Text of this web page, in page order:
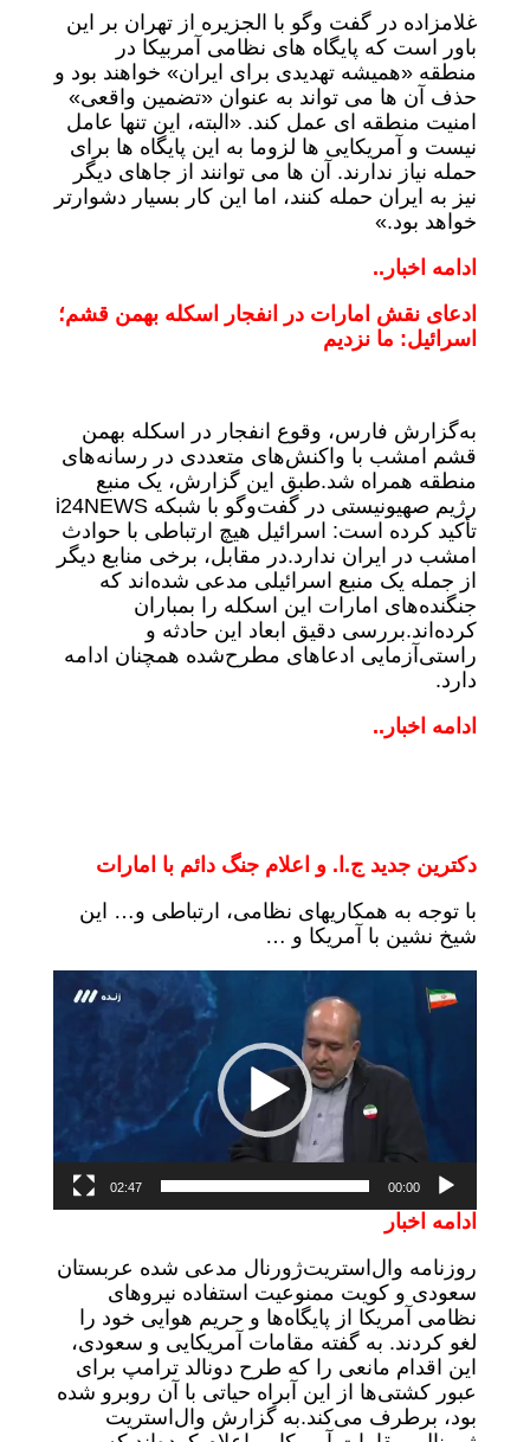
غلامزاده در گفت وگو با الجزیره از تهران بر این
باور است که پایگاه های نظامی آمربیکا در
منطقه «همیشه تهدیدی برای ایران» خواهند بود و
حذف آن ها می تواند به عنوان «تضمین واقعی»
امنیت منطقه ای عمل کند. «البته، این تنها عامل
نیست و آمریکایی ها لزوما به این پایگاه ها برای
حمله نیاز ندارند. آن ها می توانند از جاهای دیگر
نیز به ایران حمله کنند، اما این کار بسیار دشوارتر
خواهد بود.»
ادامه اخبار..
ادعای نقش امارات در انفجار اسکله بهمن قشم؛
اسرائیل: ما نزدیم
به‌گزارش فارس، وقوع انفجار در اسکله بهمن
قشم امشب با واکنش‌های متعددی در رسانه‌های
منطقه همراه شد.طبق این گزارش، یک منبع
رژیم صهیونیستی در گفت‌وگو با شبکه i24NEWS
تأکید کرده است: اسرائیل هیچ ارتباطی با حوادث
امشب در ایران ندارد.در مقابل، برخی منابع دیگر
از جمله یک منبع اسرائیلی مدعی شده‌اند که
جنگنده‌های امارات این اسکله را بمباران
کرده‌اند.بررسی دقیق ابعاد این حادثه و
راستی‌آزمایی ادعاهای مطرح‌شده همچنان ادامه
دارد.
ادامه اخبار..
دکترین جدید ج.ا. و اعلام جنگ دائم با امارات
با توجه به همکاریهای نظامی، ارتباطی و… این
شیخ نشین با آمریکا و …
نمایشگر
ویدیو
00:00
02:47
ادامه اخبار
روزنامه وال‌استریت‌ژورنال مدعی شده عربستان
سعودی و کویت ممنوعیت استفاده نیروهای
نظامی آمریکا از پایگاه‌ها و حریم هوایی خود را
لغو کردند. به گفته مقامات آمریکایی و سعودی،
این اقدام مانعی را که طرح دونالد ترامپ برای
عبور کشتی‌ها از این آبراه حیاتی با آن روبرو شده
بود، برطرف می‌کند.به گزارش وال‌استریت